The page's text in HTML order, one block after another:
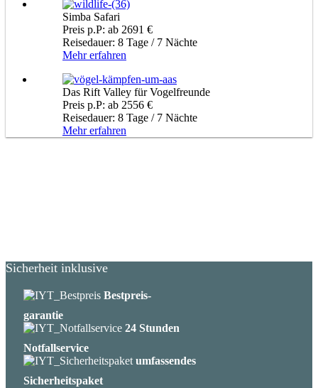
Simba Safari
Preis p.P: ab 2691 €
Reisedauer: 8 Tage / 7 Nächte
Mehr erfahren
Das Rift Valley für Vogelfreunde
Preis p.P: ab 2556 €
Reisedauer: 8 Tage / 7 Nächte
Mehr erfahren
Sicherheit inklusive
Bestpreis-
garantie
24 Stunden
Notfallservice
umfassendes
Sicherheitspaket